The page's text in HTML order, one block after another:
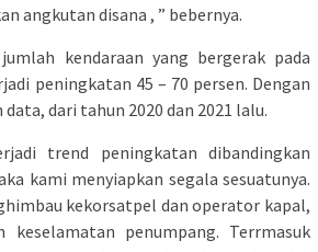
angkutan disana , ” bebernya.
kendaraan yang bergerak pada
peningkatan 45 – 70 persen. Dengan
dari tahun 2020 dan 2021 lalu.
trend peningkatan dibandingkan
kami menyiapkan segala sesuatunya.
kekorsatpel dan operator kapal,
keselamatan penumpang. Terrmasuk